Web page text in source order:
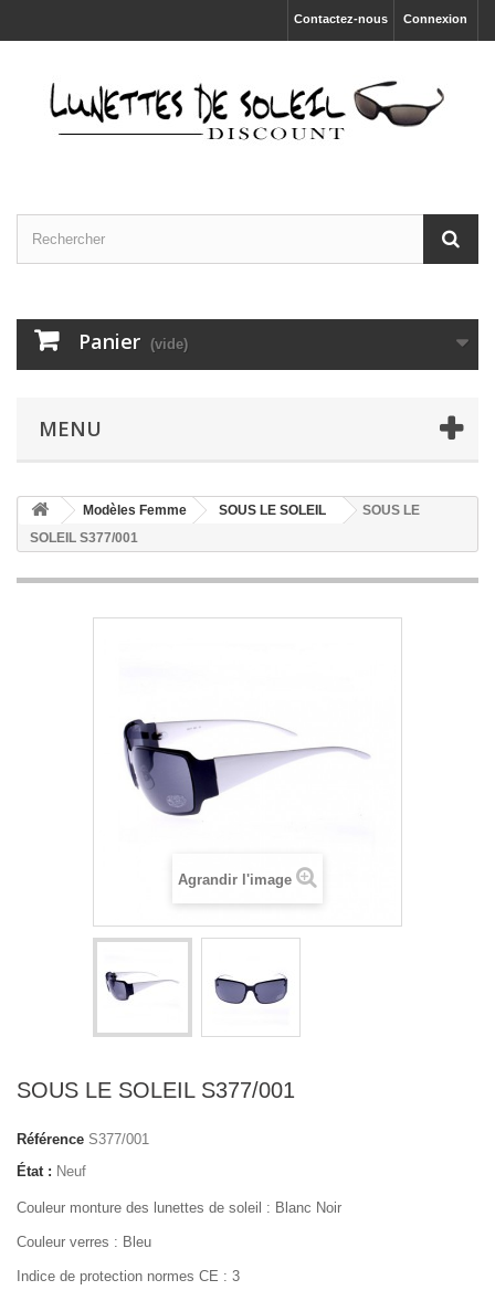
Connexion
Contactez-nous
Panier (vide)
MENU
Modèles Femme SOUS LE SOLEIL
SOUS LE
SOLEIL S377/001
Agrandir l'image
SOUS LE SOLEIL S377/001
Référence S377/001
État : Neuf
Couleur monture des lunettes de soleil : Blanc Noir
Couleur verres : Bleu
Indice de protection normes CE : 3